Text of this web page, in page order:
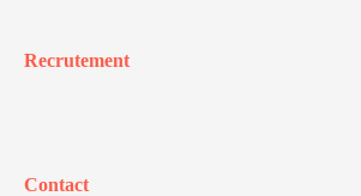
Recrutement
Contact